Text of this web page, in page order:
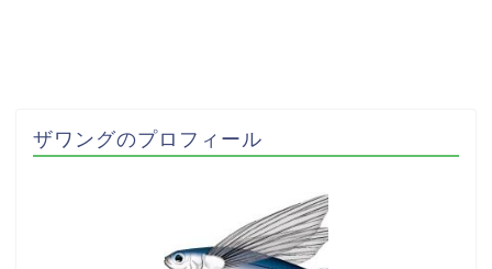
ザワングのプロフィール